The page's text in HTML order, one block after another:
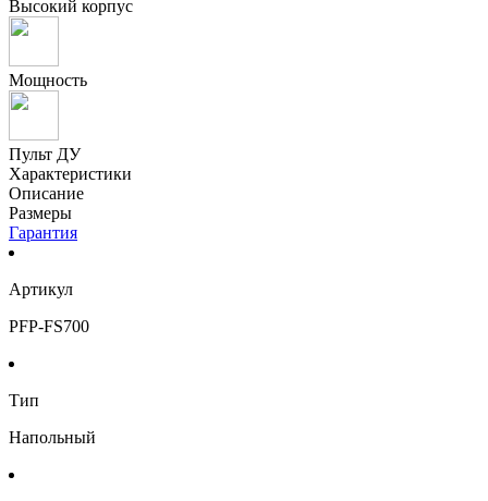
Высокий корпус
Мощность
Пульт ДУ
Характеристики
Описание
Размеры
Гарантия
Артикул
PFP-FS700
Тип
Напольный